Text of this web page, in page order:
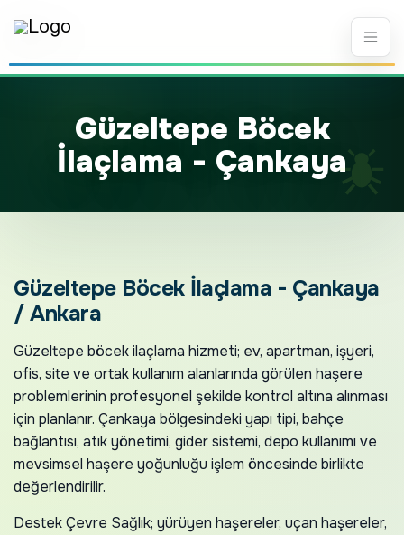
Güzeltepe Böcek
İlaçlama - Çankaya
Güzeltepe Böcek İlaçlama - Çankaya
/ Ankara
Güzeltepe böcek ilaçlama hizmeti; ev, apartman, işyeri,
ofis, site ve ortak kullanım alanlarında görülen haşere
problemlerinin profesyonel şekilde kontrol altına alınması
için planlanır. Çankaya bölgesindeki yapı tipi, bahçe
bağlantısı, atık yönetimi, gider sistemi, depo kullanımı ve
mevsimsel haşere yoğunluğu işlem öncesinde birlikte
değerlendirilir.
Destek Çevre Sağlık; yürüyen haşereler, uçan haşereler,